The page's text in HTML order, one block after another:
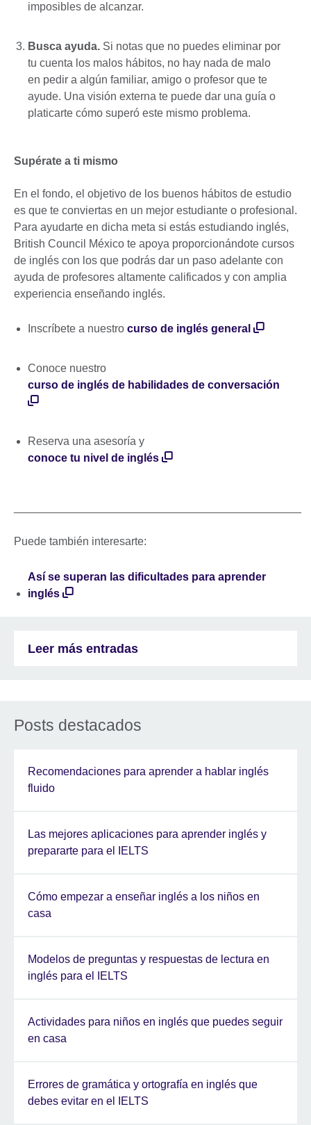
imposibles de alcanzar.
Busca ayuda. Si notas que no puedes eliminar por
tu cuenta los malos hábitos, no hay nada de malo
en pedir a algún familiar, amigo o profesor que te
ayude. Una visión externa te puede dar una guía o
platicarte cómo superó este mismo problema.
Supérate a ti mismo
En el fondo, el objetivo de los buenos hábitos de estudio
es que te conviertas en un mejor estudiante o profesional.
Para ayudarte en dicha meta si estás estudiando inglés,
British Council México te apoya proporcionándote cursos
de inglés con los que podrás dar un paso adelante con
ayuda de profesores altamente calificados y con amplia
experiencia enseñando inglés.
Inscríbete a nuestro curso de inglés general
Conoce nuestro
curso de inglés de habilidades de conversación
Reserva una asesoría y
conoce tu nivel de inglés
Puede también interesarte:
Así se superan las dificultades para aprender
inglés
Leer más entradas
Posts destacados
Recomendaciones para aprender a hablar inglés
fluido
Las mejores aplicaciones para aprender inglés y
prepararte para el IELTS
Cómo empezar a enseñar inglés a los niños en
casa
Modelos de preguntas y respuestas de lectura en
inglés para el IELTS
Actividades para niños en inglés que puedes seguir
en casa
Errores de gramática y ortografía en inglés que
debes evitar en el IELTS